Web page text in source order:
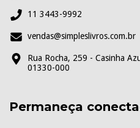
11 3443-9992
vendas@simpleslivros.com.br
Rua Rocha, 259 - Casinha
01330-000
Permaneça